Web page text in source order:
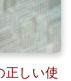
正しい使